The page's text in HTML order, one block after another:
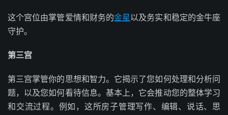
这个宫位由掌管爱情和财务的金星以及务实和稳定的金牛座
守护。
第三宫
第三宫掌管你的思想和智力。它揭示了您如何处理和分析问
题，以及您如何看待信息。基本上，它会推动您的整体学习
和交流过程。例如，这所房子管理写作、编辑、说话、思